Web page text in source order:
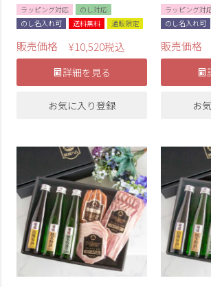
ラッピング対応
のし対応
のし名入れ可
送料無料 通販限定
販売価格 ¥10,520税込
詳細を見る
お気に入り登録
ラッピング対
のし名入れ可
販売価格
お